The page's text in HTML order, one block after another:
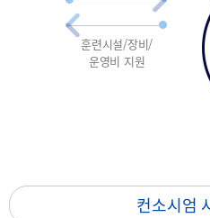
훈련시설/장비/
운영비 지원
컨소시엄